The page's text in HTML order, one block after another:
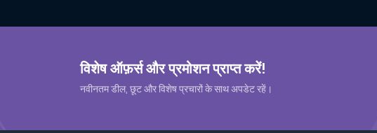
विशेष ऑफ़र्स और प्रमोशन प्राप्त करें!
नवीनतम डील, छूट और विशेष प्रचारों के साथ अपडेट रहें।